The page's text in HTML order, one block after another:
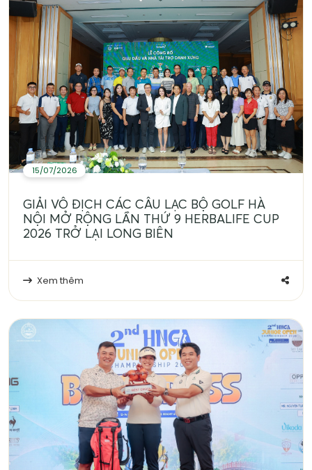
15/07/2026
GIẢI VÔ ĐỊCH CÁC CÂU LẠC BỘ GOLF HÀ
NỘI MỞ RỘNG LẦN THỨ 9 HERBALIFE CUP
2026 TRỞ LẠI LONG BIÊN
Xem thêm